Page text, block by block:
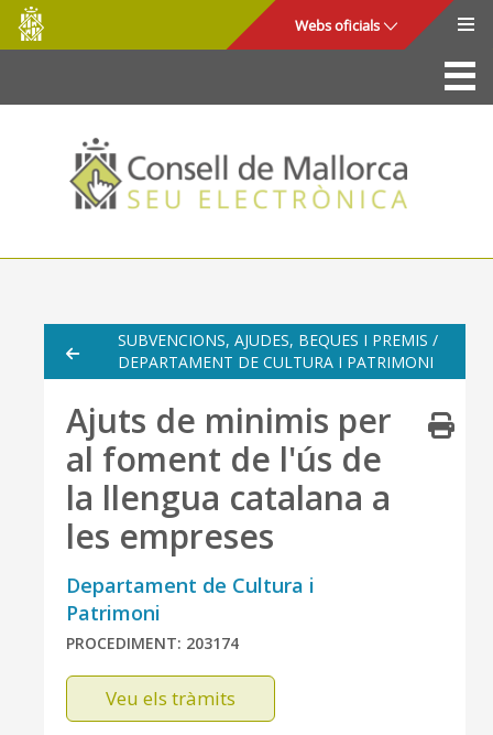
Salta al contingut principal
Consell
de
Mallorca
Webs oficials
La Seu
Consell de Mallorca
Accés i seguretat
Utilitats
Mapa web
Ajuda
SUBVENCIONS, AJUDES, BEQUES I PREMIS /
DEPARTAMENT DE CULTURA I PATRIMONI
Ajuts de minimis per
al foment de l'ús de
la llengua catalana a
les empreses
Departament de Cultura i
Patrimoni
PROCEDIMENT: 203174
Veu els tràmits